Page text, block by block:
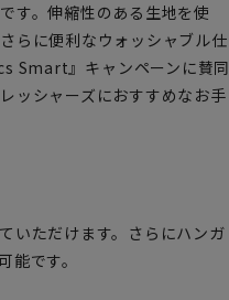
す。伸縮性のある生地を使
らに便利なウォッシャブル仕
Smart』キャンペーンに賛同
ッシャーズにおすすめなお手
いただけます。さらにハンガ
です。